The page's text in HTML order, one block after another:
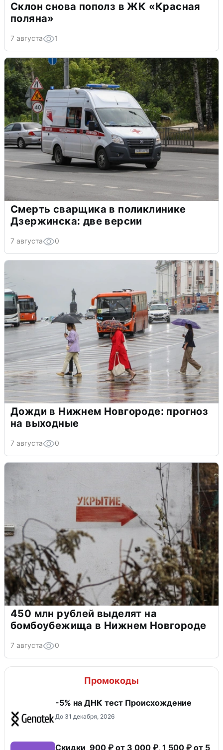
Склон снова пополз в ЖК «Красная
поляна»
7 августа 1
Смерть сварщика в поликлинике
Дзержинска: две версии
7 августа 0
Дожди в Нижнем Новгороде: прогноз
на выходные
7 августа 0
450 млн рублей выделят на
бомбоубежища в Нижнем Новгороде
7 августа 0
Промокоды
-5% на ДНК тест Происхождение
До 31 декабря, 2026
Скидки 900 ₽ от 3 000 ₽, 1 500 ₽ от 5